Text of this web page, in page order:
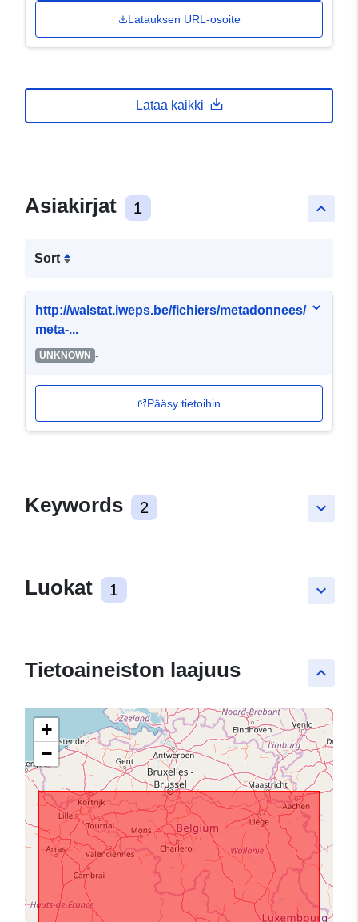
Latauksen URL-osoite
Lataa kaikki
keyboard_arrow_up
Asiakirjat 1
Sort
http://walstat.iweps.be/fichiers/metadonnees/
meta-...
UNKNOWN -
Pääsy tietoihin
keyboard_arrow_down
Keywords 2
keyboard_arrow_down
Luokat 1
keyboard_arrow_up
Tietoaineiston laajuus
+
−